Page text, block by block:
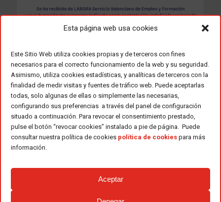
Esta página web usa cookies
Este Sitio Web utiliza cookies propias y de terceros con fines
necesarios para el correcto funcionamiento de la web y su seguridad.
Asimismo, utiliza cookies estadísticas, y analíticas de terceros con la
finalidad de medir visitas y fuentes de tráfico web. Puede aceptarlas
todas, solo algunas de ellas o simplemente las necesarias,
configurando sus preferencias a través del panel de configuración
situado a continuación. Para revocar el consentimiento prestado,
pulse el botón “revocar cookies” instalado a pie de página. Puede
consultar nuestra política de cookies política de cookies para más
información.
Aceptar